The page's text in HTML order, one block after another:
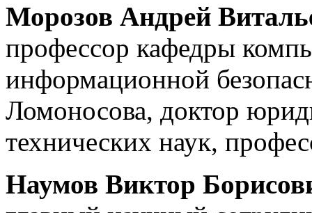
Морозов Андрей
профессор кафедры
информационной
Ломоносова, доктор
технических наук,
Наумов Виктор